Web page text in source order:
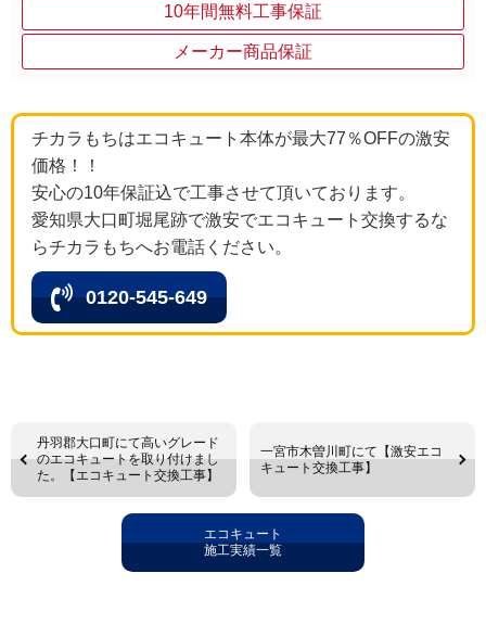
10年間無料工事保証
メーカー商品保証
チカラもちはエコキュート本体が最大77％OFFの激安
価格！！
安心の10年保証込で工事させて頂いております。
愛知県大口町堀尾跡で激安でエコキュート交換するな
らチカラもちへお電話ください。
0120-545-649
丹羽郡大口町にて高いグレード
のエコキュートを取り付けまし
た。【エコキュート交換工事】
一宮市木曽川町にて【激安エコ
キュート交換工事】
エコキュート
施工実績一覧